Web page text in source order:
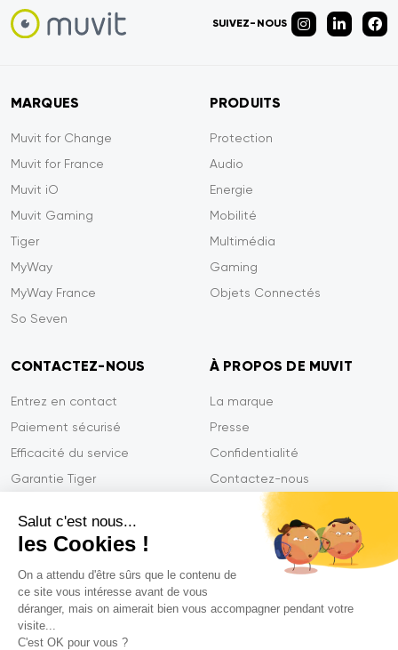
Salut c'est nous...
les Cookies !
On a attendu d'être sûrs que le contenu de
ce site vous intéresse avant de vous
déranger, mais on aimerait bien vous accompagner pendant votre
visite...
C'est OK pour vous ?
SUIVEZ-NOUS
MARQUES
Muvit for Change
Muvit for France
Muvit iO
Muvit Gaming
Tiger
MyWay
MyWay France
So Seven
PRODUITS
Protection
Audio
Energie
Mobilité
Multimédia
Gaming
Objets Connectés
CONTACTEZ-NOUS
Entrez en contact
Paiement sécurisé
Efficacité du service
Garantie Tiger
À PROPOS DE MUVIT
La marque
Presse
Confidentialité
Contactez-nous
Mentions légales